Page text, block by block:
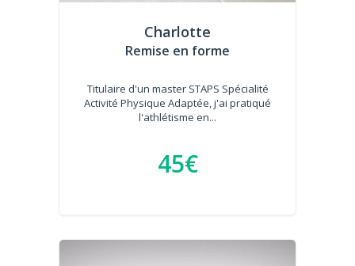
Charlotte
Remise en forme
Titulaire d'un master STAPS Spécialité
Activité Physique Adaptée, j'ai pratiqué
l'athlétisme en...
45€